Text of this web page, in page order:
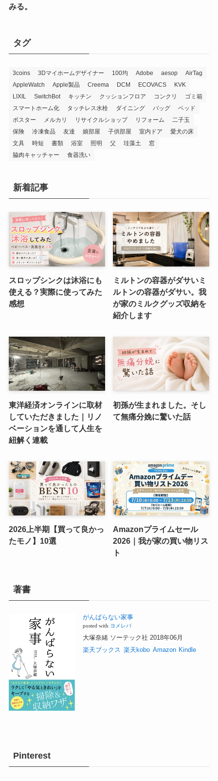
みる。
タグ
3coins 3Dマイホームデザイナー 100均 Adobe aesop
AirTag
AppleWatch
Apple製品 Creema DCM ECOVACS
KVK
LIXIL
SwitchBot キッチン クッションフロア コンクリ
ゴミ箱
スマートホーム化
タッチレス水栓 ダイニング バッグ
ベッド
ポスター
メルカリ リサイクルショップ リフォーム
二子玉
保険
冷凍食品 友達 娘部屋 子供部屋 室内ドア
愛犬の床
文具
時短 書類 浴室 照明 父 珪藻土
窓
脇肉キャッチャー
食器洗い
新着記事
スロップシンクは沐浴にも
使える？実際に使ってみた
感想
ミルトンの容器がダサいミ
ルトンの容器がダサい。我
が家のミルクグッズ収納を
紹介します
東洋経済オンラインに取材
していただきました｜リノ
ベーションを通して人生を
紐解く連載
初孫が生まれました。そし
て無痛分娩に驚いた話
2026上半期【買って良かっ
たモノ】10選
Amazonプライムセール
2026｜我が家の買い物リス
ト
著書
がんばらない家事
posted with ヨメレバ
大塚奈緒 ソーテック社 2018年06月
楽天ブックス 楽天kobo Amazon Kindle
Pinterest